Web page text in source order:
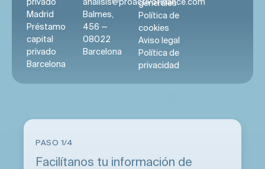
Madrid
Préstamo
capital
privado
Barcelona
Balmes,
456 —
08022
Barcelona
generales
Política de
cookies
Aviso legal
Política de
privacidad
PASO 1/4
Facilítanos tu información de